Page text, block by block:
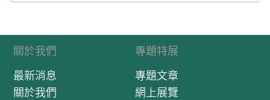
關於我們
最新消息
關於我們
專題特展
專題文章
網上展覽